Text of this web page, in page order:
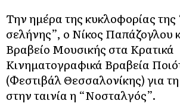
Την ημέρα της κυκλοφορίας
σελήνης”, ο Νίκος Παπάζογλου
Βραβείο Μουσικής στα Κρατικά
Κινηματογραφικά Βραβεία
(Φεστιβάλ Θεσσαλονίκης) για
στην ταινία η “Νοσταλγός”.